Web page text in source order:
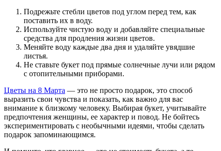
Подрежьте стебли цветов под углом перед тем, как
поставить их в воду.
Используйте чистую воду и добавляйте специальные
средства для продления жизни цветов.
Меняйте воду каждые два дня и удаляйте увядшие
листья.
Не ставьте букет под прямые солнечные лучи или рядом
с отопительными приборами.
Цветы на 8 Марта — это не просто подарок, это способ
выразить свои чувства и показать, как важно для вас
внимание к близкому человеку. Выбирая букет, учитывайте
предпочтения женщины, ее характер и повод. Не бойтесь
экспериментировать с необычными идеями, чтобы сделать
подарок запоминающимся.